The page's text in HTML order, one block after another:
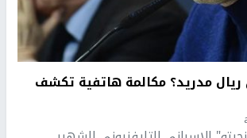
ريال مدريد؟ مكالمة هاتفية تكشف